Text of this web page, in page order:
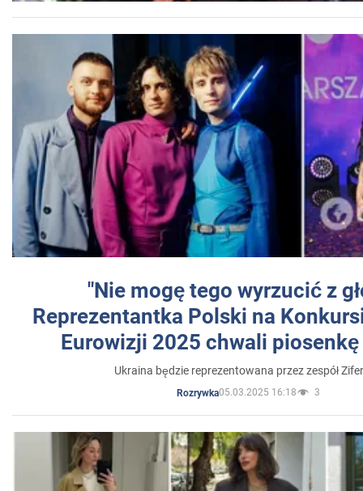
"Nie mogę tego wyrzucić z
Reprezentantka Polski na
Eurowizji 2025 chwali
Ukraina będzie reprezentowana przez zespół
Rozrywka05.03.2025 16:18 3